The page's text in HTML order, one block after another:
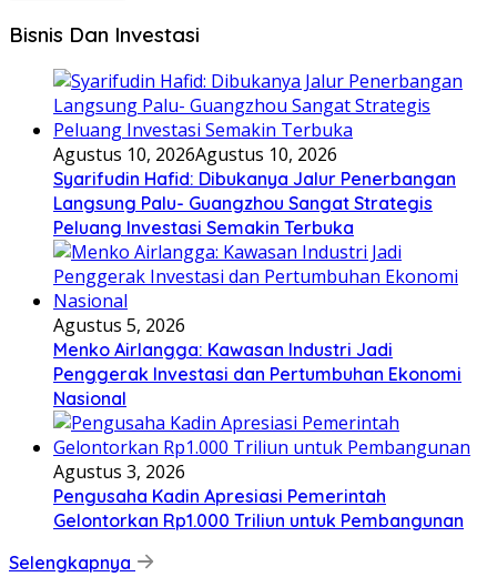
Bisnis Dan Investasi
Agustus 10, 2026Agustus 10, 2026
Syarifudin Hafid: Dibukanya Jalur Penerbangan
Langsung Palu- Guangzhou Sangat Strategis
Peluang Investasi Semakin Terbuka
Agustus 5, 2026
Menko Airlangga: Kawasan Industri Jadi
Penggerak Investasi dan Pertumbuhan Ekonomi
Nasional
Agustus 3, 2026
Pengusaha Kadin Apresiasi Pemerintah
Gelontorkan Rp1.000 Triliun untuk Pembangunan
Selengkapnya